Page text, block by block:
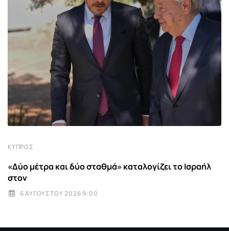
ΚΎΠΡΟΣ
«Δύο μέτρα και δύο σταθμά» καταλογίζει το Ισραήλ
στον
6 ΑΥΓΟΎΣΤΟΥ 2026 9:00